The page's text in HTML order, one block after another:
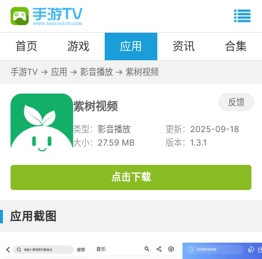
首页 游戏 应用 资讯 合集
手游TV -> 应用 -> 影音播放-> 紫树视频
紫树视频 反馈
类型： 影音播放 更新： 2025-09-18
大小： 27.59 MB 版本： 1.3.1
点击下载
应用截图